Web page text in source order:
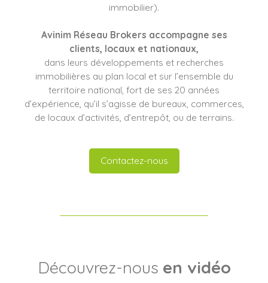
immobilier).
Avinim Réseau Brokers accompagne ses
clients, locaux et nationaux,
dans leurs développements et recherches
immobilières au plan local et sur l’ensemble du
territoire national, fort de ses 20 années
d’expérience, qu’il s’agisse de bureaux, commerces,
de locaux d’activités, d’entrepôt, ou de terrains.
Contactez-nous
Découvrez-nous en vidéo